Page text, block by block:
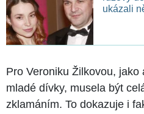
ukázali
Pro Veroniku Žilkovou, jako
mladé dívky, musela být
zklamáním. To dokazuje i